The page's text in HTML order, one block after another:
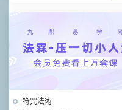
符咒法術